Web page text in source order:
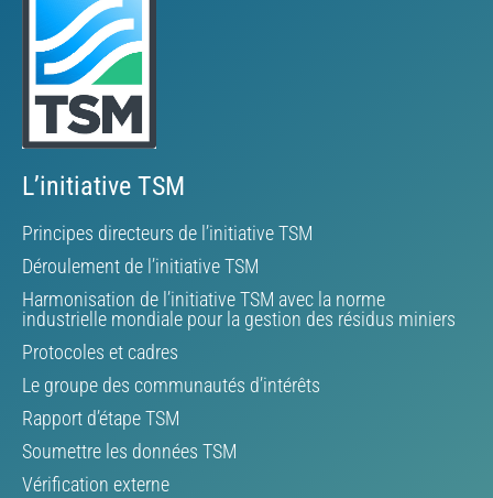
L’initiative TSM
Principes directeurs de l’initiative TSM
Déroulement de l’initiative TSM
Harmonisation de l’initiative TSM avec la norme
industrielle mondiale pour la gestion des résidus miniers
Protocoles et cadres
Le groupe des communautés d’intérêts
Rapport d’étape TSM
Soumettre les données TSM
Vérification externe